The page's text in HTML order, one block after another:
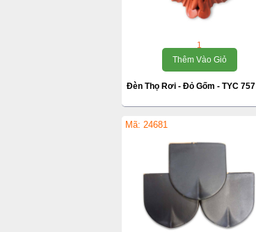
1
Thêm Vào Giỏ
Đèn Thọ Rơi - Đỏ Gốm - TYC 757
Mã: 24681